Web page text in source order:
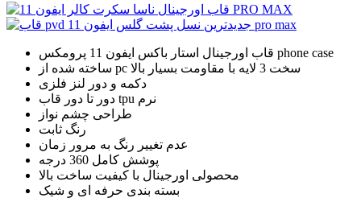
قاب اورجینال استار باکس ایفون 11 پرومکس phone case
ساخته شده از pc سخت 3 لایه با مقاومت بسیار بالا
دکمه و دور لنز فلزی
دور تا دور قاب tpu نرم
رنگ ثابت
عدم تغییر رنگ به مرور زمان
پوشش کامل 360 درجه
محصولی اورجینال با کیفیت ساخت بالا
بسته بندی حرفه ای و شیک